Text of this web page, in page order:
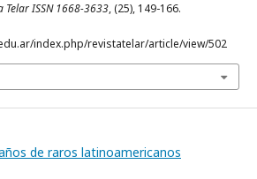
Telar ISSN 1668-3633, (25), 149-166.
index.php/revistatelar/article/view/502
de raros latinoamericanos